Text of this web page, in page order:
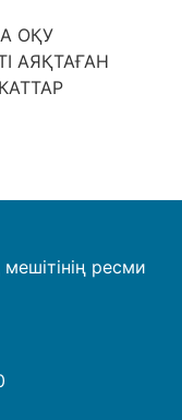
ОҚУ
АЯҚТАҒАН
ресми